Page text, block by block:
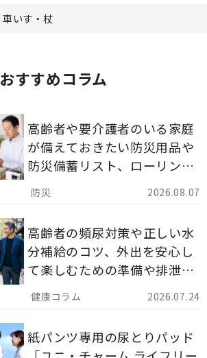
車いす・杖
おすすめコラム
2026.08.07
高齢者や要介護者のいる家庭
が備えておきたい防災用品や
防災備蓄リスト、ローリング
ストックのポイントについて
解説します。
2026.07.24
高齢者の頻尿対策や正しい水
分補給のコツ、外出を安心し
て楽しむための準備や排泄ケ
ア用品の選び方を解説しま
す。
紙パンツ専用の尿とりパッド